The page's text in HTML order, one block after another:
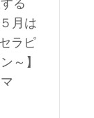
る
月は
ラピ
～】